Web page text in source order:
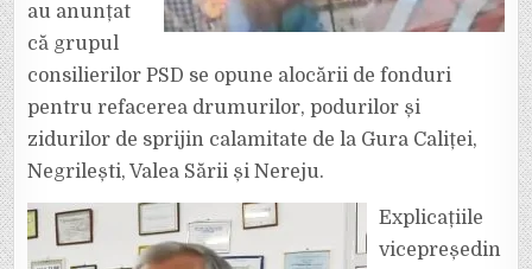
au anunțat
că grupul
consilierilor PSD se opune alocării de fonduri
pentru refacerea drumurilor, podurilor și
zidurilor de sprijin calamitate de la Gura Caliței,
Negrilești, Valea Sării și Nereju.
Explicațiile
vicepreședin